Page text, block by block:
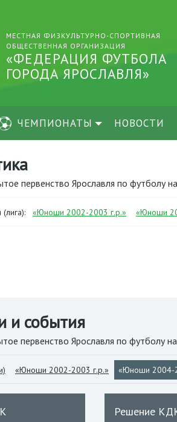
МЕСТНАЯ ФИЗКУЛЬТУРНО-СПОРТИВНАЯ
ОБЩЕСТВЕННАЯ ОРГАНИЗАЦИЯ
«ФЕДЕРАЦИЯ ФУТБОЛА
ГОРОДА ЯРОСЛАВЛЯ»
ЧЕМПИОНАТЫ НОВОСТИ
первенство Ярославля по футболу
«Юноши 2002-2003 г.р.» «Юноши
и события
первенство Ярославля по футболу
«Юноши 2002-2003 г.р.» «Юноши 2004-
Решение